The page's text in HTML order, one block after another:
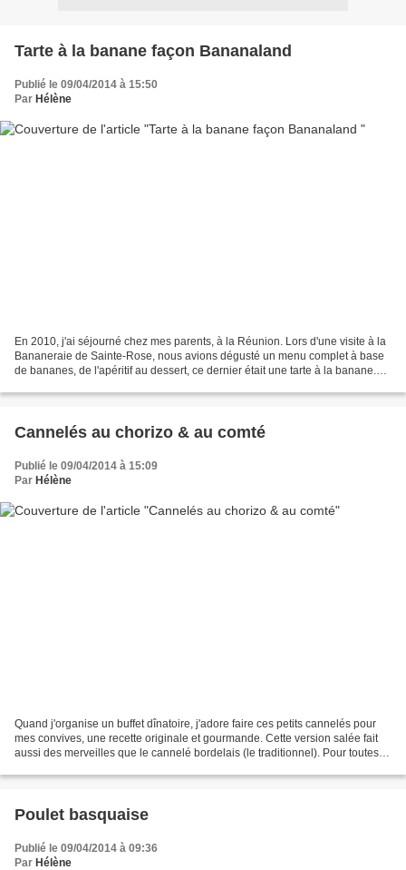
Tarte à la banane façon Bananaland
Publié le 09/04/2014 à 15:50
Par Hélène
En 2010, j'ai séjourné chez mes parents, à la Réunion. Lors d'une visite à la
Bananeraie de Sainte-Rose, nous avions dégusté un menu complet à base
de bananes, de l'apéritif au dessert, ce dernier était une tarte à la banane.
Cannelés au chorizo & au comté
Publié le 09/04/2014 à 15:09
Par Hélène
Quand j'organise un buffet dînatoire, j'adore faire ces petits cannelés pour
mes convives, une recette originale et gourmande. Cette version salée fait
aussi des merveilles que le cannelé bordelais (le traditionnel). Pour toutes
Poulet basquaise
Publié le 09/04/2014 à 09:36
Par Hélène